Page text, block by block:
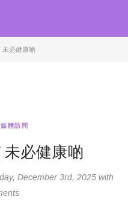
未必健康啲
媒體訪問
未必健康啲
December 3rd, 2025 with